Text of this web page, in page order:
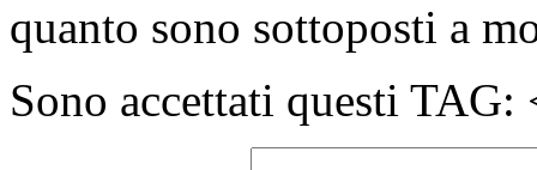
quanto sono sottoposti a
Sono accettati questi